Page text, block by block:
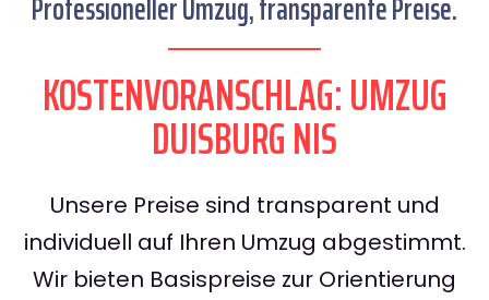
KOSTENVORANSCHLAG: UMZUG
DUISBURG NIS
Unsere Preise sind transparent und
individuell auf Ihren Umzug abgestimmt.
Wir bieten Basispreise zur Orientierung